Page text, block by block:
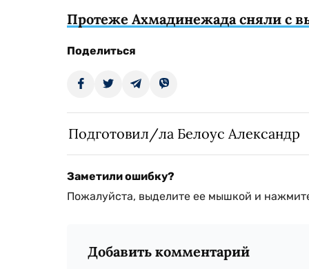
Протеже Ахмадинежада сняли с
Поделиться
Подготовил/ла Белоус Александр
Заметили ошибку?
Пожалуйста, выделите ее мышкой и
Добавить комментарий